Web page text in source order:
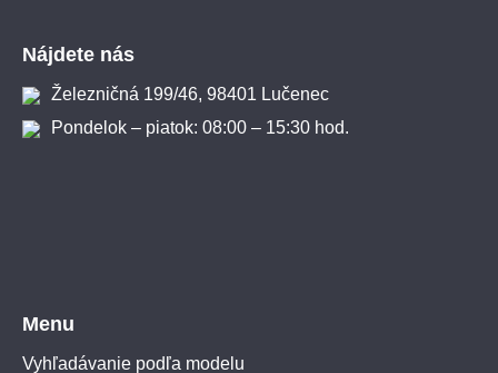
Nájdete nás
Železničná 199/46, 98401 Lučenec
Pondelok – piatok: 08:00 – 15:30 hod.
Menu
Vyhľadávanie podľa modelu